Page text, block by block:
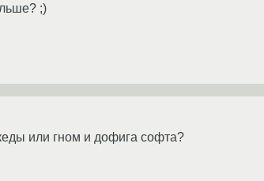
;)
или гном и дофига софта?